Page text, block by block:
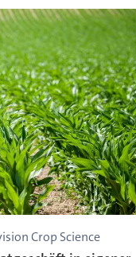
Crop Science